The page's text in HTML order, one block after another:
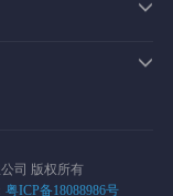
司 版权所有
粤ICP备18088986号